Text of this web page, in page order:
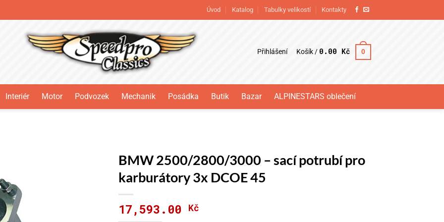
Úvod Katalog Tabulky velikostí Kontakty
Přihlášení Košík / 0.00 Kč 0
Interiér Motor Podvozek Mechanik Posádka Butik Bazar ALPINESTARS oblečení
BMW 2500/2800/3000 – sací potrubí pro
karburátory 3x DCOE 45
17,593.00 Kč